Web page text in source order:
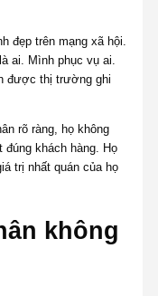
đẹp trên mạng xã hội.
ai. Mình phục vụ ai.
được thị trường ghi
rõ ràng, họ không
đúng khách hàng. Họ
trị nhất quán của họ
không